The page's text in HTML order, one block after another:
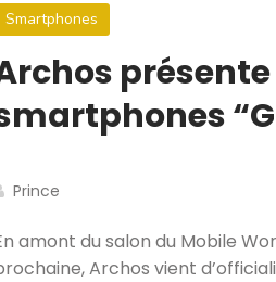
Smartphones
Prince
amont du salon du Mobile
Archos vient